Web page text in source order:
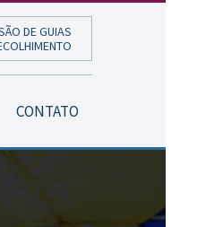
DE GUIAS
CONTATO